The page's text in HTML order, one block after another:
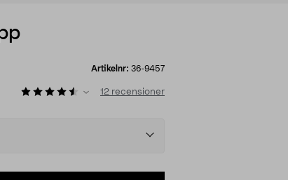
Artikelnr: 36-9457
12 recensioner